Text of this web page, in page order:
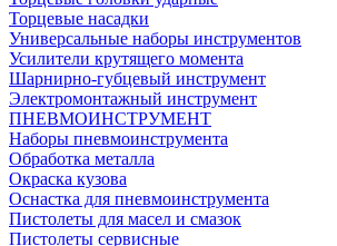
Торцевые насадки
Универсальные наборы инструментов
Усилители крутящего момента
Шарнирно-губцевый инструмент
Электромонтажный инструмент
ПНЕВМОИНСТРУМЕНТ
Наборы пневмоинструмента
Обработка металла
Окраска кузова
Оснастка для пневмоинструмента
Пистолеты для масел и смазок
Пистолеты сервисные